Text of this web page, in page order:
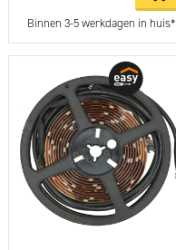
Binnen 3-5 werkdagen in huis*